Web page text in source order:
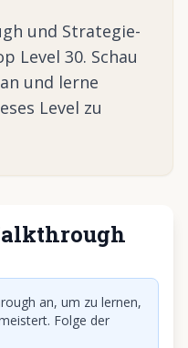
und Strategie-
Level 30. Schau
und lerne
Level zu
an, um zu lernen,
Folge der